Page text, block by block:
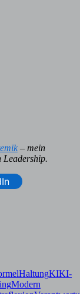
– mein
HaltungKIKI-
Modern